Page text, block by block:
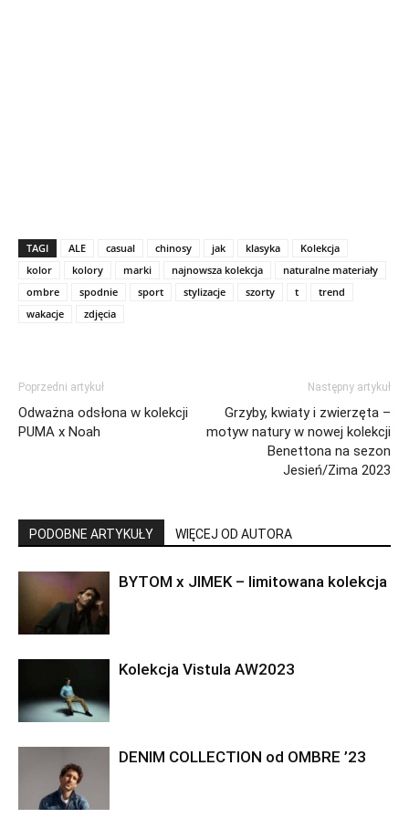
TAGI ALE casual chinosy jak klasyka
Kolekcja
kolor
kolory marki najnowsza kolekcja
naturalne materiały
ombre
spodnie sport stylizacje szorty t
trend
wakacje
zdjęcia
Poprzedni artykuł
Odważna odsłona w kolekcji
PUMA x Noah
Następny artykuł
Grzyby, kwiaty i zwierzęta –
motyw natury w nowej kolekcji
Benettona na sezon
Jesień/Zima 2023
PODOBNE ARTYKUŁY WIĘCEJ OD AUTORA
BYTOM x JIMEK – limitowana kolekcja
Kolekcja Vistula AW2023
DENIM COLLECTION od OMBRE ’23